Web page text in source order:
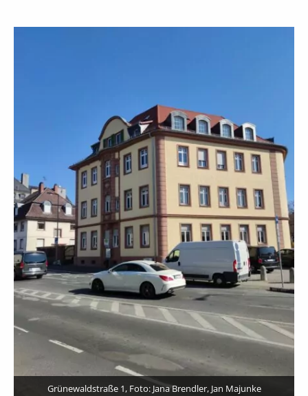
Grünewaldstraße 1, Foto: Jana Brendler, Jan Majunke